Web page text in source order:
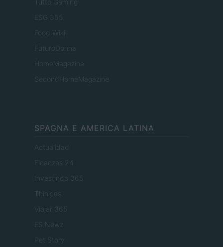
Tutto Gaming
ESG 365
Food Wiki
FuturoDonna
HomeMagazine
SecondHomeMagazine
SPAGNA E AMERICA LATINA
Actualidad
Finanzas 24
Investindo 365
Think.es
Viajar 365
ES Newz
Pet Story